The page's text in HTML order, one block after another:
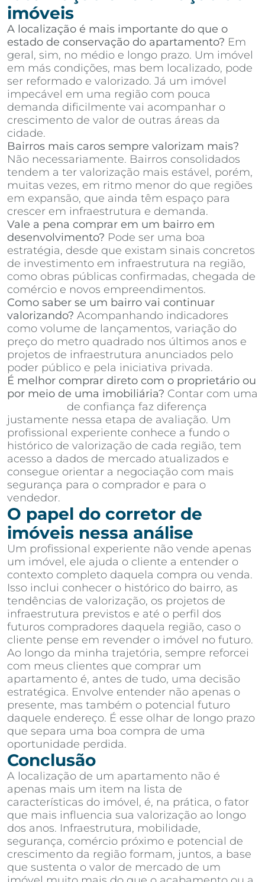
imóveis
A localização é mais importante do que o
estado de conservação do apartamento? Em
geral, sim, no médio e longo prazo. Um imóvel
em más condições, mas bem localizado, pode
ser reformado e valorizado. Já um imóvel
impecável em uma região com pouca
demanda dificilmente vai acompanhar o
crescimento de valor de outras áreas da
cidade.
Bairros mais caros sempre valorizam mais?
Não necessariamente. Bairros consolidados
tendem a ter valorização mais estável, porém,
muitas vezes, em ritmo menor do que regiões
em expansão, que ainda têm espaço para
crescer em infraestrutura e demanda.
Vale a pena comprar em um bairro em
desenvolvimento? Pode ser uma boa
estratégia, desde que existam sinais concretos
de investimento em infraestrutura na região,
como obras públicas confirmadas, chegada de
comércio e novos empreendimentos.
Como saber se um bairro vai continuar
valorizando? Acompanhando indicadores
como volume de lançamentos, variação do
preço do metro quadrado nos últimos anos e
projetos de infraestrutura anunciados pelo
poder público e pela iniciativa privada.
É melhor comprar direto com o proprietário ou
por meio de uma imobiliária? Contar com uma
de confiança faz diferença
justamente nessa etapa de avaliação. Um
profissional experiente conhece a fundo o
histórico de valorização de cada região, tem
acesso a dados de mercado atualizados e
consegue orientar a negociação com mais
segurança para o comprador e para o
vendedor.
O papel do corretor de
imóveis nessa análise
Um profissional experiente não vende apenas
um imóvel, ele ajuda o cliente a entender o
contexto completo daquela compra ou venda.
Isso inclui conhecer o histórico do bairro, as
tendências de valorização, os projetos de
infraestrutura previstos e até o perfil dos
futuros compradores daquela região, caso o
cliente pense em revender o imóvel no futuro.
Ao longo da minha trajetória, sempre reforcei
com meus clientes que comprar um
apartamento é, antes de tudo, uma decisão
estratégica. Envolve entender não apenas o
presente, mas também o potencial futuro
daquele endereço. É esse olhar de longo prazo
que separa uma boa compra de uma
oportunidade perdida.
Conclusão
A localização de um apartamento não é
apenas mais um item na lista de
características do imóvel, é, na prática, o fator
que mais influencia sua valorização ao longo
dos anos. Infraestrutura, mobilidade,
segurança, comércio próximo e potencial de
crescimento da região formam, juntos, a base
que sustenta o valor de mercado de um